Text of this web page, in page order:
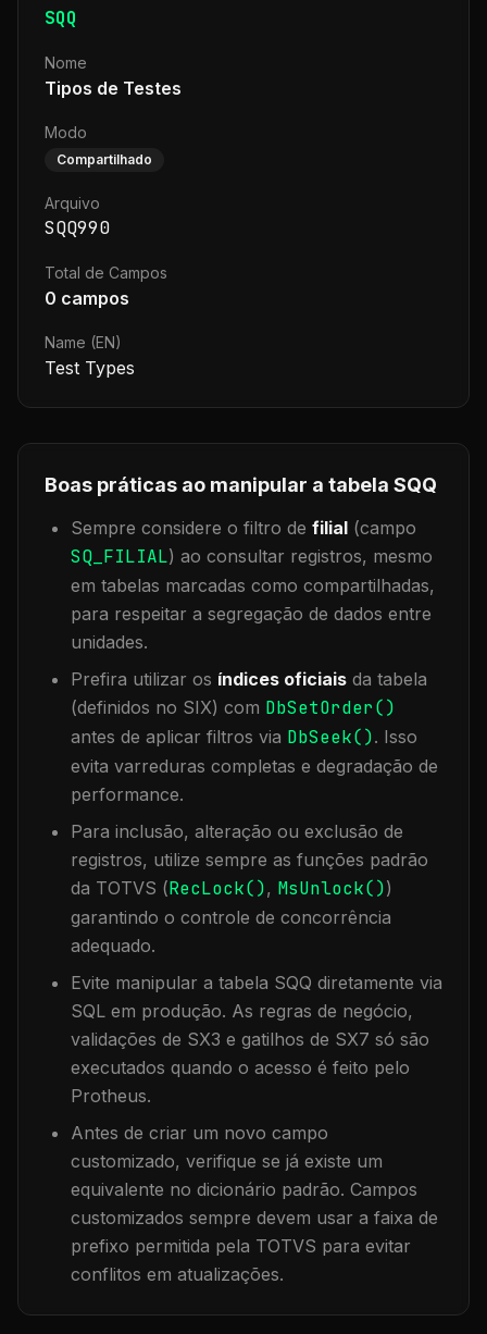
SQQ
Nome
Tipos de Testes
Modo
Compartilhado
Arquivo
SQQ990
Total de Campos
0 campos
Name (EN)
Test Types
Boas práticas ao manipular a tabela SQQ
Sempre considere o filtro de filial (campo
SQ_FILIAL) ao consultar registros, mesmo
em tabelas marcadas como compartilhadas,
para respeitar a segregação de dados entre
unidades.
Prefira utilizar os índices oficiais da tabela
(definidos no SIX) com DbSetOrder()
antes de aplicar filtros via DbSeek(). Isso
evita varreduras completas e degradação de
performance.
Para inclusão, alteração ou exclusão de
registros, utilize sempre as funções padrão
da TOTVS (RecLock(), MsUnlock())
garantindo o controle de concorrência
adequado.
Evite manipular a tabela SQQ diretamente via
SQL em produção. As regras de negócio,
validações de SX3 e gatilhos de SX7 só são
executados quando o acesso é feito pelo
Protheus.
Antes de criar um novo campo
customizado, verifique se já existe um
equivalente no dicionário padrão. Campos
customizados sempre devem usar a faixa de
prefixo permitida pela TOTVS para evitar
conflitos em atualizações.